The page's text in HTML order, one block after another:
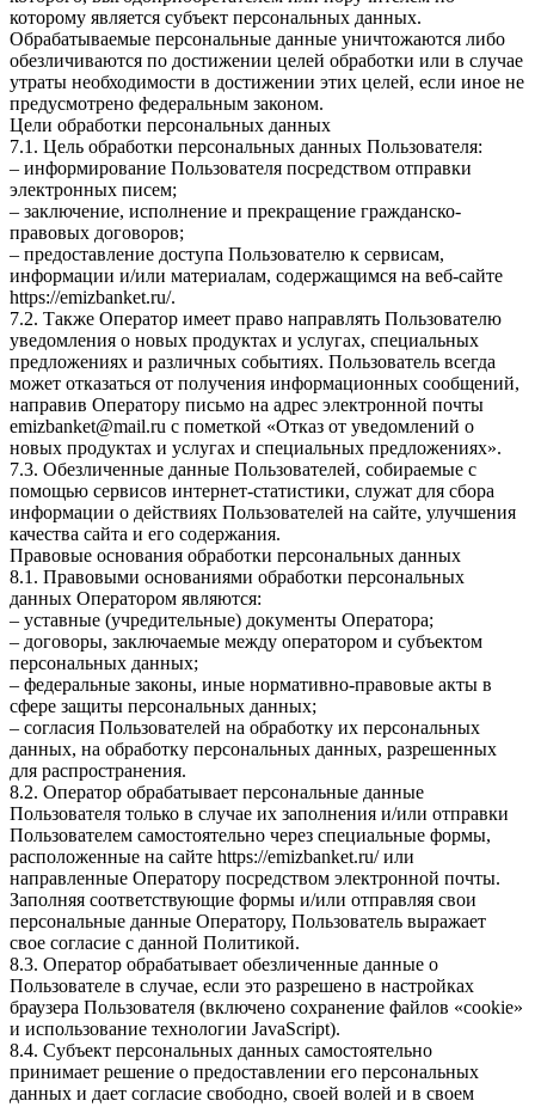
которому является субъект персональных данных.
Обрабатываемые персональные данные уничтожаются либо
обезличиваются по достижении целей обработки или в случае
утраты необходимости в достижении этих целей, если иное не
предусмотрено федеральным законом.
Цели обработки персональных данных
7.1. Цель обработки персональных данных Пользователя:
– информирование Пользователя посредством отправки
электронных писем;
– заключение, исполнение и прекращение гражданско-
правовых договоров;
– предоставление доступа Пользователю к сервисам,
информации и/или материалам, содержащимся на веб-сайте
https://emizbanket.ru/.
7.2. Также Оператор имеет право направлять Пользователю
уведомления о новых продуктах и услугах, специальных
предложениях и различных событиях. Пользователь всегда
может отказаться от получения информационных сообщений,
направив Оператору письмо на адрес электронной почты
emizbanket@mail.ru с пометкой «Отказ от уведомлений о
новых продуктах и услугах и специальных предложениях».
7.3. Обезличенные данные Пользователей, собираемые с
помощью сервисов интернет-статистики, служат для сбора
информации о действиях Пользователей на сайте, улучшения
качества сайта и его содержания.
Правовые основания обработки персональных данных
8.1. Правовыми основаниями обработки персональных
данных Оператором являются:
– уставные (учредительные) документы Оператора;
– договоры, заключаемые между оператором и субъектом
персональных данных;
– федеральные законы, иные нормативно-правовые акты в
сфере защиты персональных данных;
– согласия Пользователей на обработку их персональных
данных, на обработку персональных данных, разрешенных
для распространения.
8.2. Оператор обрабатывает персональные данные
Пользователя только в случае их заполнения и/или отправки
Пользователем самостоятельно через специальные формы,
расположенные на сайте https://emizbanket.ru/ или
направленные Оператору посредством электронной почты.
Заполняя соответствующие формы и/или отправляя свои
персональные данные Оператору, Пользователь выражает
свое согласие с данной Политикой.
8.3. Оператор обрабатывает обезличенные данные о
Пользователе в случае, если это разрешено в настройках
браузера Пользователя (включено сохранение файлов «cookie»
и использование технологии JavaScript).
8.4. Субъект персональных данных самостоятельно
принимает решение о предоставлении его персональных
данных и дает согласие свободно, своей волей и в своем